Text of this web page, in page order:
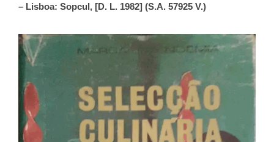
– Lisboa: Sopcul, [D. L. 1982] (S.A. 57925 V.)